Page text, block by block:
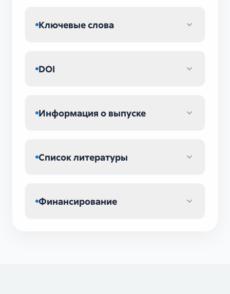
Ключевые слова
DOI
Информация о выпуске
Список литературы
Финансирование